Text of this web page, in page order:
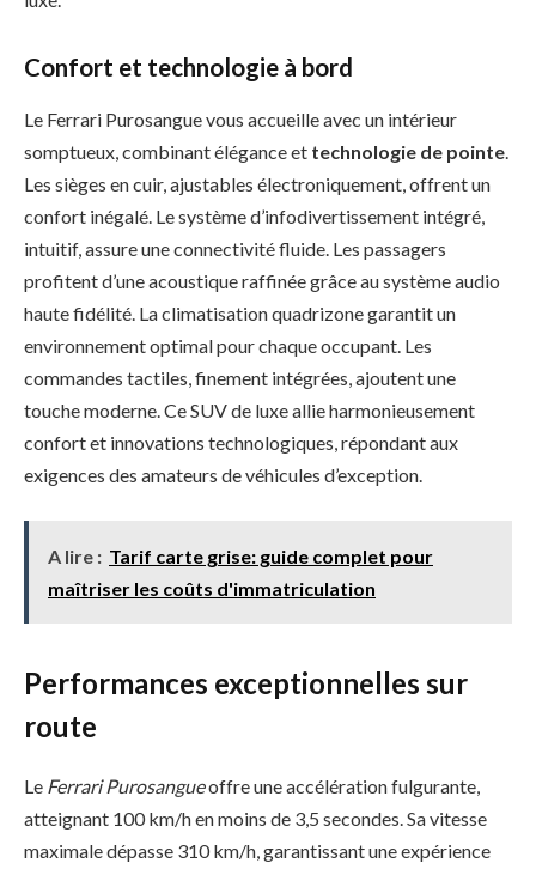
Confort et technologie à bord
Le Ferrari Purosangue vous accueille avec un intérieur
somptueux, combinant élégance et technologie de pointe.
Les sièges en cuir, ajustables électroniquement, offrent un
confort inégalé. Le système d’infodivertissement intégré,
intuitif, assure une connectivité fluide. Les passagers
profitent d’une acoustique raffinée grâce au système audio
haute fidélité. La climatisation quadrizone garantit un
environnement optimal pour chaque occupant. Les
commandes tactiles, finement intégrées, ajoutent une
touche moderne. Ce SUV de luxe allie harmonieusement
confort et innovations technologiques, répondant aux
exigences des amateurs de véhicules d’exception.
A lire : Tarif carte grise: guide complet pour
maîtriser les coûts d'immatriculation
Performances exceptionnelles sur
route
Le Ferrari Purosangueoffre une accélération fulgurante,
atteignant 100 km/h en moins de 3,5 secondes. Sa vitesse
maximale dépasse 310 km/h, garantissant une expérience